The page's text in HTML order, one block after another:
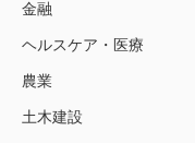
金融
ヘルスケア・医療
農業
土木建設